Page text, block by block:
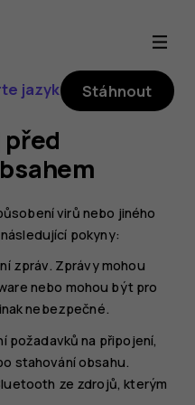
jazyk Stáhnout
virů nebo jiného
pokyny:
zpráv. Zprávy mohou
nebo mohou být pro
nebezpečné.
požadavků na připojení,
stahování obsahu.
ze zdrojů, kterým